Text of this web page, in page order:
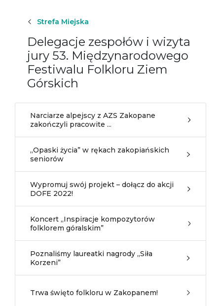
Strefa Miejska
Delegacje zespołów i wizyta
jury 53. Międzynarodowego
Festiwalu Folkloru Ziem
Górskich
Narciarze alpejscy z AZS Zakopane
zakończyli pracowite ...
„Opaski życia” w rękach zakopiańskich
seniorów
Wypromuj swój projekt – dołącz do akcji
DOFE 2022!
Koncert „Inspiracje kompozytorów
folklorem góralskim”
Poznaliśmy laureatki nagrody „Siła
Korzeni”
Trwa święto folkloru w Zakopanem!